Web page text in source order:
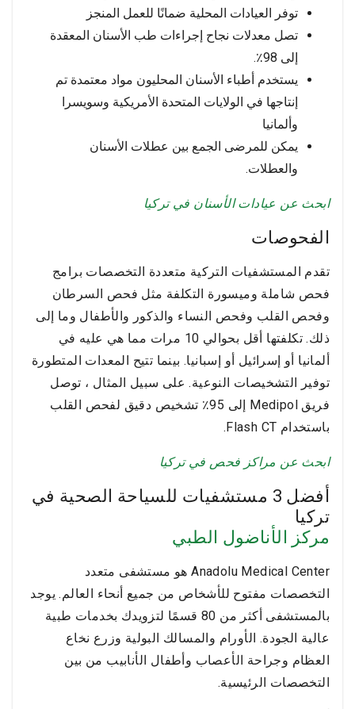
توفر العيادات المحلية ضمانًا للعمل المنجز
تصل معدلات نجاح إجراءات طب الأسنان المعقدة
إلى 98٪.
يستخدم أطباء الأسنان المحليون مواد معتمدة تم
إنتاجها في الولايات المتحدة الأمريكية وسويسرا
وألمانيا
يمكن للمرضى الجمع بين عطلات الأسنان
والعطلات.
ابحث عن عيادات الأسنان في تركيا
الفحوصات
تقدم المستشفيات التركية متعددة التخصصات برامج
فحص شاملة وميسورة التكلفة مثل فحص السرطان
وفحص القلب وفحص النساء والذكور والأطفال وما إلى
ذلك. تكلفتها أقل بحوالي 10 مرات مما هي عليه في
ألمانيا أو إسرائيل أو إسبانيا. بينما تتيح المعدات المتطورة
توفير التشخيصات النوعية. على سبيل المثال ، توصل
فريق Medipol إلى 95٪ تشخيص دقيق لفحص القلب
باستخدام Flash CT.
ابحث عن مراكز فحص في تركيا
أفضل 3 مستشفيات للسياحة الصحية في
تركيا
مركز الأناضول الطبي
Anadolu Medical Center هو مستشفى متعدد
التخصصات مفتوح للأشخاص من جميع أنحاء العالم. يوجد
بالمستشفى أكثر من 80 قسمًا لتزويدك بخدمات طبية
عالية الجودة. الأورام والمسالك البولية وزرع نخاع
العظام وجراحة الأعصاب وأطفال الأنابيب من بين
التخصصات الرئيسية.